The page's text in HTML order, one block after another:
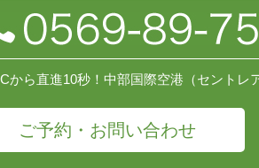
から直進10秒！中部国際空港（セントレ
ご予約・お問い合わせ